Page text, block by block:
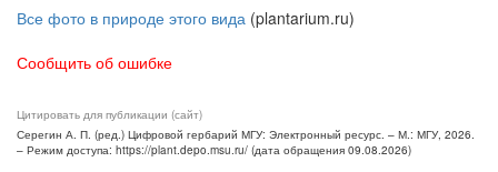
Все фото в природе этого вида (plantarium.ru)
Сообщить об ошибке
Цитировать для публикации (сайт)
Серегин А. П. (ред.) Цифровой гербарий МГУ: Электронный ресурс. – М.: МГУ, 2026.
– Режим доступа: https://plant.depo.msu.ru/ (дата обращения 09.08.2026)